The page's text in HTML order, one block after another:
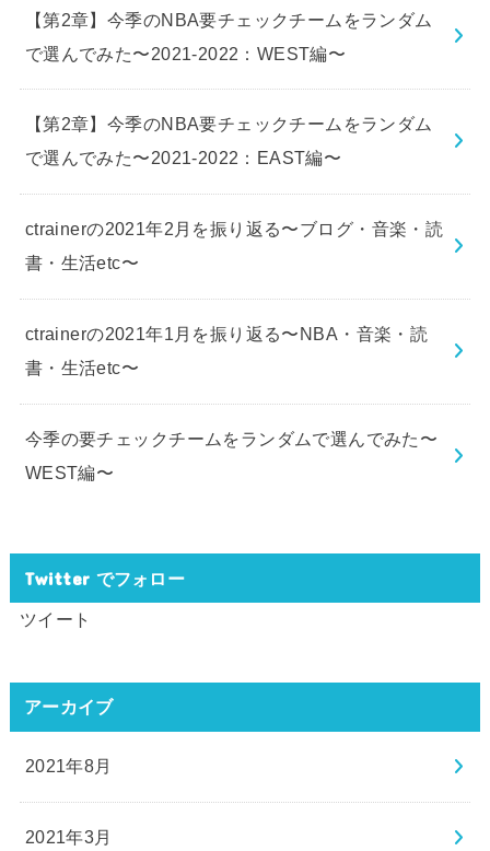
【第2章】今季のNBA要チェックチームをランダム
で選んでみた〜2021-2022：WEST編〜
【第2章】今季のNBA要チェックチームをランダム
で選んでみた〜2021-2022：EAST編〜
ctrainerの2021年2月を振り返る〜ブログ・音楽・読
書・生活etc〜
ctrainerの2021年1月を振り返る〜NBA・音楽・読
書・生活etc〜
今季の要チェックチームをランダムで選んでみた〜
WEST編〜
Twitter でフォロー
ツイート
アーカイブ
2021年8月
2021年3月